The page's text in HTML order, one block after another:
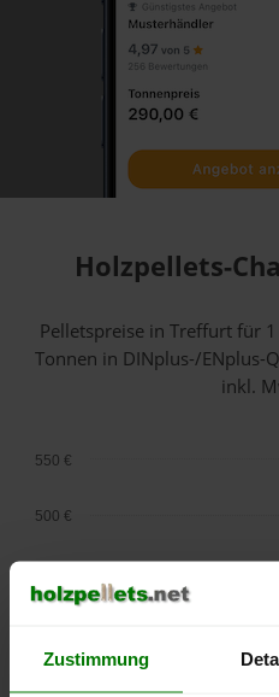
Zustimmung
Holzpellets-
Pelletspreise in Treffurt für
Tonnen in DINplus-/ENplus-
inkl.
500 €
550 €